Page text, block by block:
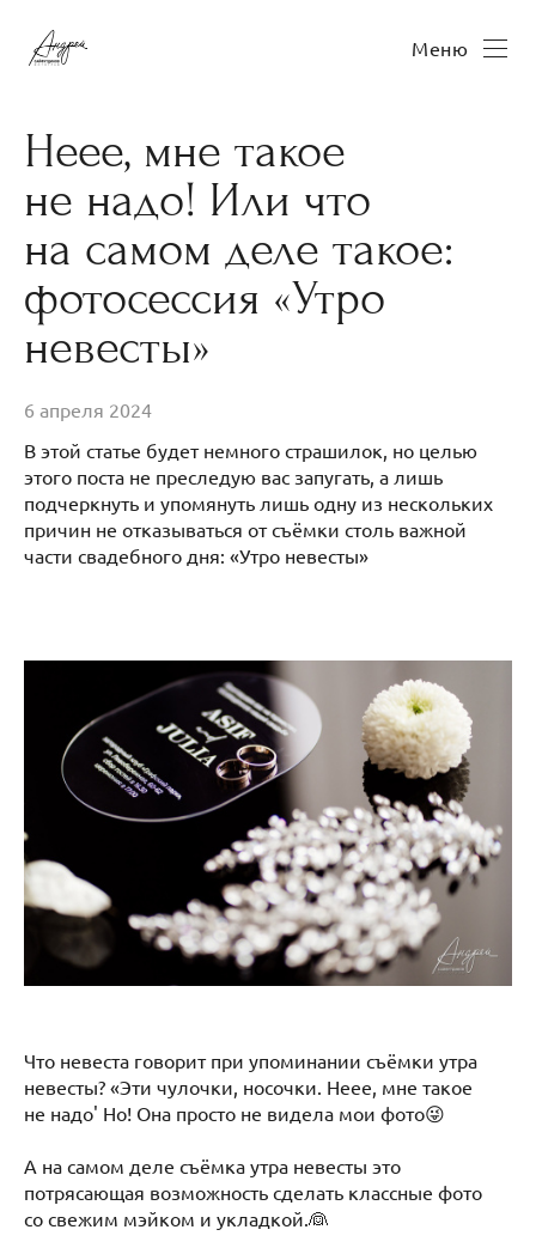
Меню
Неее, мне такое
не надо! Или что
на самом деле такое:
фотосессия «Утро
невесты»
6 апреля 2024
В этой статье будет немного страшилок, но целью
этого поста не преследую вас запугать, а лишь
подчеркнуть и упомянуть лишь одну из нескольких
причин не отказываться от съёмки столь важной
части свадебного дня: «Утро невесты»
Что невеста говорит при упоминании съёмки утра
невесты? «Эти чулочки, носочки. Неее, мне такое
не надо' Но! Она просто не видела мои фото😜
А на самом деле съёмка утра невесты это
потрясающая возможность сделать классные фото
со свежим мэйком и укладкой.👰